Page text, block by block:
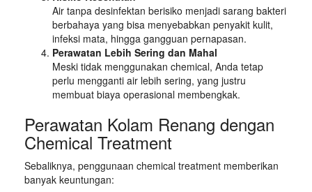
Air tanpa desinfektan berisiko menjadi sarang bakteri
berbahaya yang bisa menyebabkan penyakit kulit,
infeksi mata, hingga gangguan pernapasan.
Perawatan Lebih Sering dan Mahal
Meski tidak menggunakan chemical, Anda tetap
perlu mengganti air lebih sering, yang justru
membuat biaya operasional membengkak.
Perawatan Kolam Renang dengan
Chemical Treatment
Sebaliknya, penggunaan chemical treatment memberikan
banyak keuntungan: